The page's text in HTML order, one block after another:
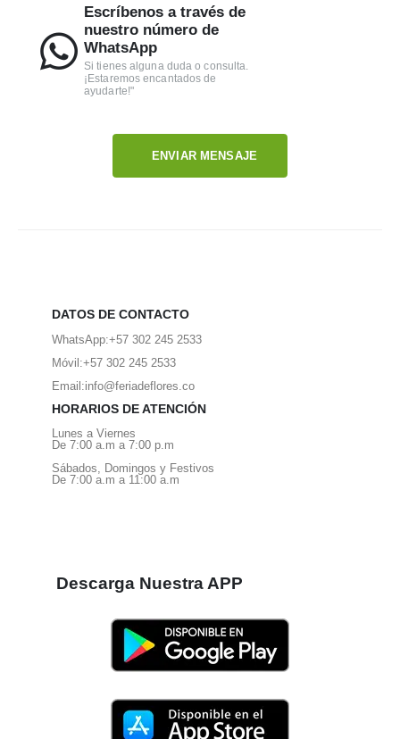
Escríbenos a través de
nuestro número de
WhatsApp
Si tienes alguna duda o consulta.
¡Estaremos encantados de
ayudarte!"
ENVIAR MENSAJE
DATOS DE CONTACTO
WhatsApp:+57 302 245 2533
Móvil:+57 302 245 2533
Email:info@feriadeflores.co
HORARIOS DE ATENCIÓN
Lunes a Viernes
De 7:00 a.m a 7:00 p.m
Sábados, Domingos y Festivos
De 7:00 a.m a 11:00 a.m
Descarga Nuestra APP